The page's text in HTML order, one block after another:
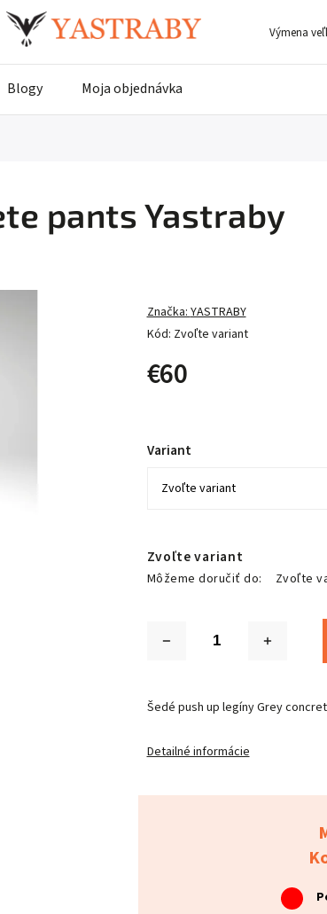
Výmena
Blogy Moja objednávka
pants Yastraby
Kód: Zvoľte variant
Značka:YASTRABY
€60
Zvoľte variant
Môžeme doručiť do: Zvoľte
Variant
Šedé push up legíny Grey
Detailné informácie